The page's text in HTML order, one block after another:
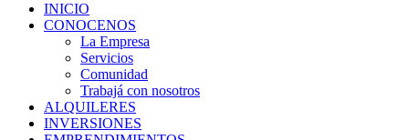
INICIO
CONOCENOS
La Empresa
Servicios
Comunidad
Trabajá con nosotros
ALQUILERES
INVERSIONES